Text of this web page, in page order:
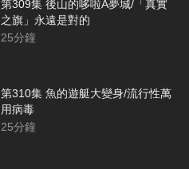
第309集 後山的哆啦A夢城/「真實
之旗」永遠是對的
25分鐘
第310集 魚的遊艇大變身/流行性萬
用病毒
25分鐘